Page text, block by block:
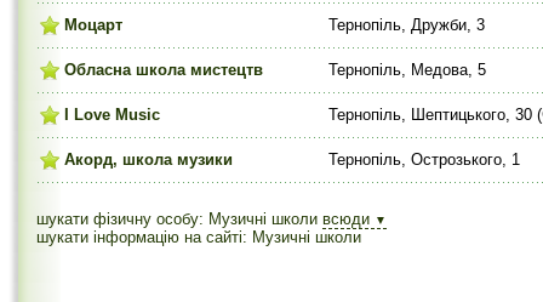
Моцарт Тернопіль, Дружби, 3
Обласна школа мистецтв Тернопіль, Медова, 5
I Love Music Тернопіль, Шептицького, 30
Акорд, школа музики Тернопіль, Острозького, 1
шукати фізичну особу: Музичні школи всюди ▼
шукати інформацію на сайті: Музичні школи